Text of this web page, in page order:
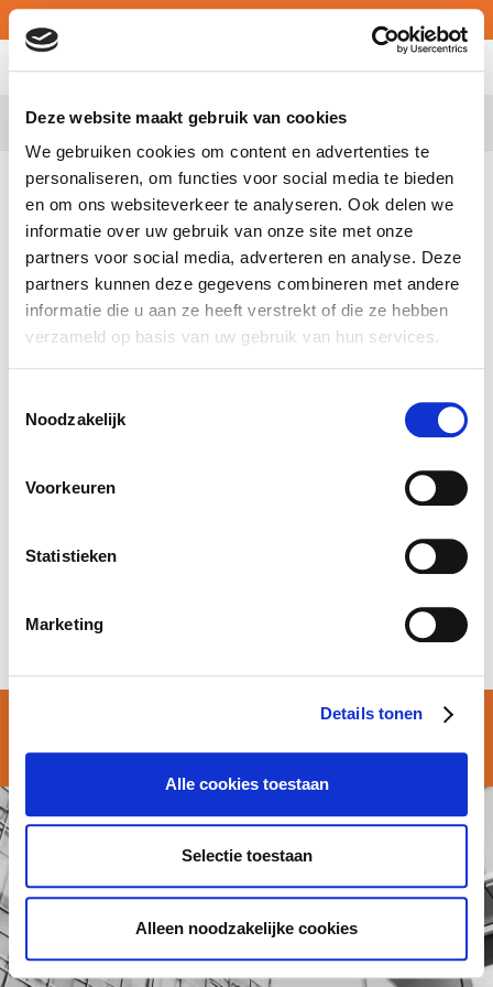
Deze website maakt gebruik van cookies
We gebruiken cookies om content en advertenties te
personaliseren, om functies voor social media te bieden
en om ons websiteverkeer te analyseren. Ook delen we
informatie over uw gebruik van onze site met onze
partners voor social media, adverteren en analyse. Deze
partners kunnen deze gegevens combineren met andere
informatie die u aan ze heeft verstrekt of die ze hebben
verzameld op basis van uw gebruik van hun services.
Noodzakelijk
Voorkeuren
Statistieken
Marketing
Details tonen
Alle cookies toestaan
Selectie toestaan
Alleen noodzakelijke cookies
MY ATALIAN
Belgium
Saad Benkhaled nous a rejoint le 1 juin en tant que District
ManagerATALIANpour la région du Hainaut.
Saad possède une large expérience en gestion de clientèle et
en management d’équipes opérationnelles dans le secteur des
services aux entreprises.
Il renforce ainsi le management opérationnel de Wallonie
ATALIAN
dienstverlening.
Zo versterkt hij dus het operationele beheer van Wallonië
onder leiding van Nicolas Houba.